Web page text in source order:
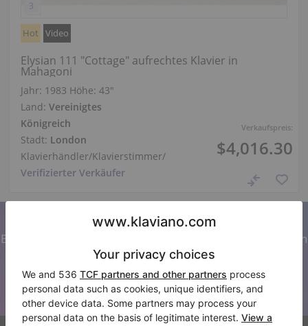
Verkaufspreis:
$4,016.30
Hot Video
Elysian 111 "Cottage" aufrechtes Klavier in
Mahagoni
Jahr: 1983 Höhe: 43″
Land: Vereinigtes
Königreich
Stadt: London
Klavierhändler/Klavierstimmer/
Verifizierter Verkäufer
Abonnieren Sie unseren Newsletter
Bleiben Sie auf dem Laufenden mit allen Neuigkeiten von
Klaviano